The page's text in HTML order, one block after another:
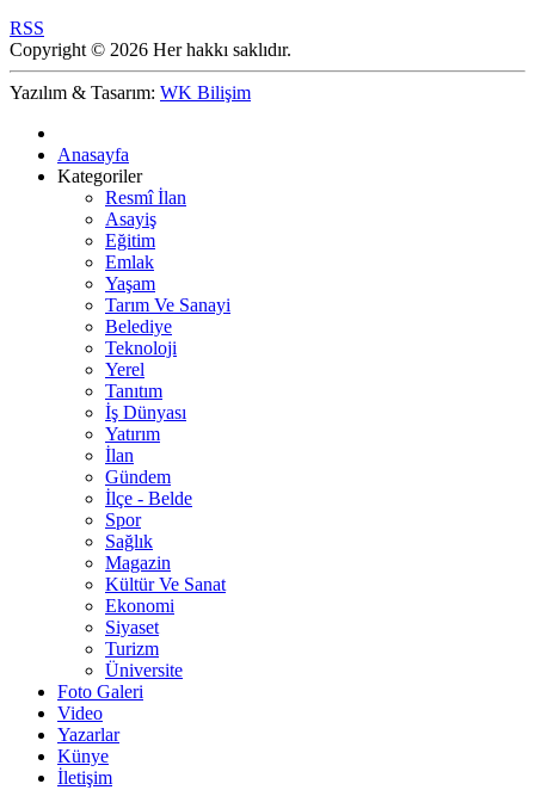
RSS
Copyright © 2026 Her hakkı saklıdır.
Yazılım & Tasarım: WK Bilişim
Anasayfa
Kategoriler
Resmî İlan
Asayiş
Eğitim
Emlak
Yaşam
Tarım Ve Sanayi
Belediye
Teknoloji
Yerel
Tanıtım
İş Dünyası
Yatırım
İlan
Gündem
İlçe - Belde
Spor
Sağlık
Magazin
Kültür Ve Sanat
Ekonomi
Siyaset
Turizm
Üniversite
Foto Galeri
Video
Yazarlar
Künye
İletişim